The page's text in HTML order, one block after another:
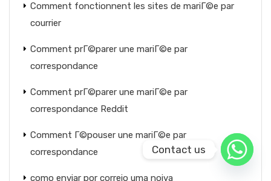
Comment fonctionnent les sites de mariГ©e par
courrier
Comment prГ©parer une mariГ©e par
correspondance
Comment prГ©parer une mariГ©e par
correspondance Reddit
Comment Г©pouser une mariГ©e par
correspondance
como enviar por correio uma noiva
Contact us